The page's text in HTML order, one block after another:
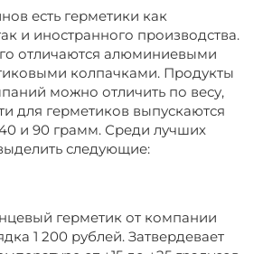
есть герметики как
и иностранного производства.
отличаются алюминиевыми
колпачками. Продукты
можно отличить по весу,
для герметиков выпускаются
и 90 грамм. Среди лучших
следующие:
герметик от компании
1 200 рублей. Затвердевает